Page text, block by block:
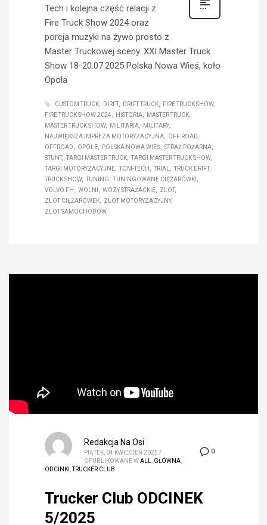
Tech i kolejna część relacji z
Fire Truck Show 2024 oraz
porcja muzyki na żywo prosto z
Master Truckowej sceny. XXI Master Truck
Show 18-20.07.2025 Polska Nowa Wieś, koło
Opola
CUSTOM TRUCK DIRFT DRIFT TRUCK
FIRE TRUCK SHOW
FIRE TRUCK SHOW 2024
HISTORIA
MASTER TRUCK
MASTER TRUCK SHOW
MILITARIA
MILITARY
NAJWIĘKSZA IMPREZA MOTORYZACYJNA
OFF ROAD
OFFROAD
OPOLE POLSKA NOWA WIEŚ
STRAŻ POŻARNA
STUNT
TARGI MASTER TRUCK
TARGI MASTER TRUCK SHOW
TARGI MOTORYZACYJNE
TOM-TECH TRIAL
TRUCK DRIFT
TRUCK SHOW
TUNING
TUNINGOWANE CIĘŻARÓWKI
VOLVO FH
WOLNI WOZY STRAŻACKIE
ZLOT
ZLOT CIĘŻARÓWEK
ZLOT MOTORYZACYJNY
ZLOT SAMOCHODÓW
0
Redakcja Na Osi
PIĄTEK, 04 KWIECIEŃ 2025 /
OPUBLIKOWANE WALL, GŁÓWNA,
ODCINKI ,TRUCKER CLUB
Trucker Club ODCINEK
5/2025